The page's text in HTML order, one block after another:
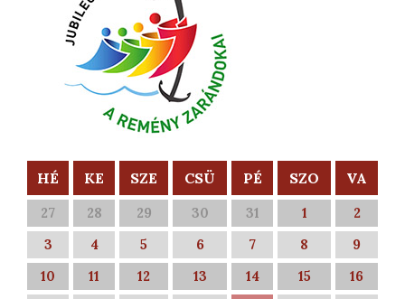
HÉ KE SZE CSÜ PÉ SZO VA
27 28 29 30 31 1
2
3
4 5 6 7 8
9
10
11 12 13 14 15
16